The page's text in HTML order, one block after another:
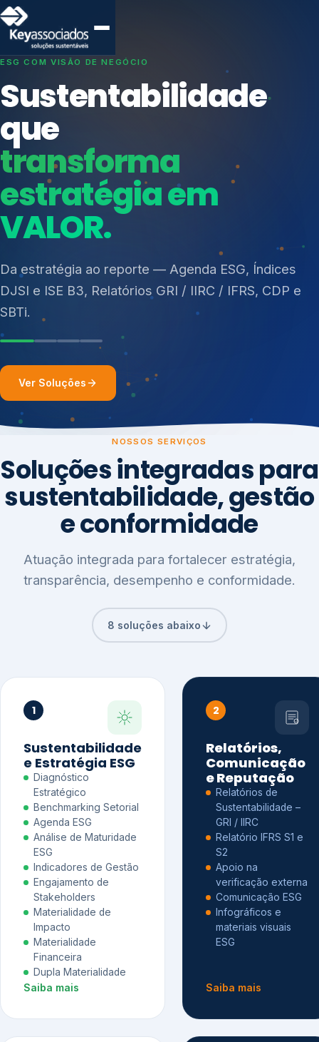
SISTEMAS DE GESTÃO OTIMIZADOS E INTEGRADOS
Conformidade que
protege seu
negócio.
Consultoria, auditoria e treinamentos em ISO 27001,
ISO 27701, ISO 42001, ISO 37001, ISO 9001, ISO
resíduos sólidos (PGRS/PMGRS).
Índices de Mercado
Mudanças Climáticas
Reputação e Cadeia
Reporte Regulatório
Ver Soluções
NOSSOS SERVIÇOS
Soluções integradas para
sustentabilidade, gestão
e conformidade
Atuação integrada para fortalecer estratégia,
transparência, desempenho e conformidade.
8 soluções abaixo
1
Sustentabilidade
e Estratégia ESG
Diagnóstico
Estratégico
Benchmarking Setorial
Agenda ESG
Análise de Maturidade
ESG
Indicadores de Gestão
Engajamento de
Stakeholders
Materialidade de
Impacto
Materialidade
Financeira
Dupla Materialidade
Saiba mais
2
Relatórios,
Comunicação
e Reputação
Relatórios de
Sustentabilidade –
GRI / IIRC
Relatório IFRS S1 e
S2
Apoio na
verificação externa
Comunicação ESG
Infográficos e
materiais visuais
ESG
Saiba mais